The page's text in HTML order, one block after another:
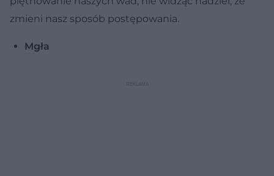
zmieni nasz sposób postępowania.
Mgła